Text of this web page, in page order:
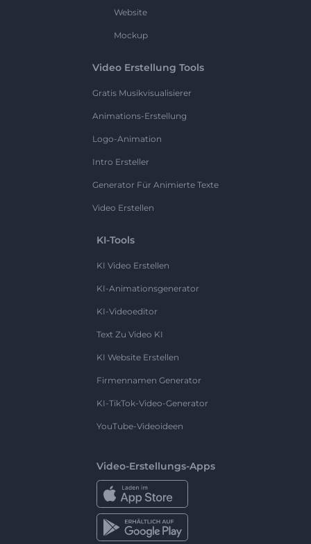
Website
Mockup
Video Erstellung Tools
Gratis Musikvisualisierer
Animations-Erstellung
Logo-Animation
Intro Ersteller
Generator Für Animierte Texte
Video Erstellen
KI-Tools
KI Video Erstellen
KI-Animationsgenerator
KI-Videoeditor
Text Zu Video KI
KI Website Erstellen
Firmennamen Generator
KI-TikTok-Video-Generator
YouTube-Videoideen
Video-Erstellungs-Apps